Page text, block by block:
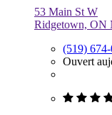
53 Main St W
Ridgetown, ON
(519)
Ouvert